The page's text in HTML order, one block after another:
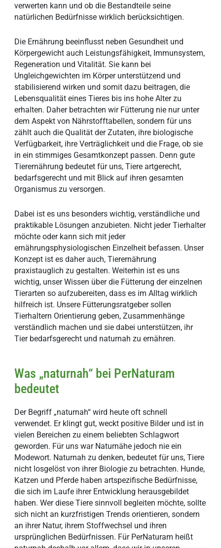
verwerten kann und ob die Bestandteile seine
natürlichen Bedürfnisse wirklich berücksichtigen.
Die Ernährung beeinflusst neben Gesundheit und
Körpergewicht auch Leistungsfähigkeit, Immunsystem,
Regeneration und Vitalität. Sie kann bei
Ungleichgewichten im Körper unterstützend und
stabilisierend wirken und somit dazu beitragen, die
Lebensqualität eines Tieres bis ins hohe Alter zu
erhalten. Daher betrachten wir Fütterung nie nur unter
dem Aspekt von Nährstofftabellen, sondern für uns
zählt auch die Qualität der Zutaten, ihre biologische
Verfügbarkeit, ihre Verträglichkeit und die Frage, ob sie
in ein stimmiges Gesamtkonzept passen. Denn gute
Tierernährung bedeutet für uns, Tiere artgerecht,
bedarfsgerecht und mit Blick auf ihren gesamten
Organismus zu versorgen.
Dabei ist es uns besonders wichtig, verständliche und
praktikable Lösungen anzubieten. Nicht jeder Tierhalter
möchte oder kann sich mit jeder
ernährungsphysiologischen Einzelheit befassen. Unser
Konzept ist es daher auch, Tierernährung
praxistauglich zu gestalten. Weiterhin ist es uns
wichtig, unser Wissen über die Fütterung der einzelnen
Tierarten so aufzubereiten, dass es im Alltag wirklich
hilfreich ist. Unsere Fütterungsratgeber sollen
Tierhaltern Orientierung geben, Zusammenhänge
verständlich machen und sie dabei unterstützen, ihr
Tier bedarfsgerecht und naturnah zu ernähren.
Was „naturnah“ bei PerNaturam
bedeutet
Der Begriff „naturnah“ wird heute oft schnell
verwendet. Er klingt gut, weckt positive Bilder und ist in
vielen Bereichen zu einem beliebten Schlagwort
geworden. Für uns war Naturnähe jedoch nie ein
Modewort. Naturnah zu denken, bedeutet für uns, Tiere
nicht losgelöst von ihrer Biologie zu betrachten. Hunde,
Katzen und Pferde haben artspezifische Bedürfnisse,
die sich im Laufe ihrer Entwicklung herausgebildet
haben. Wer diese Tiere sinnvoll begleiten möchte, sollte
sich nicht an kurzfristigen Trends orientieren, sondern
an ihrer Natur, ihrem Stoffwechsel und ihren
ursprünglichen Bedürfnissen. Für PerNaturam heißt